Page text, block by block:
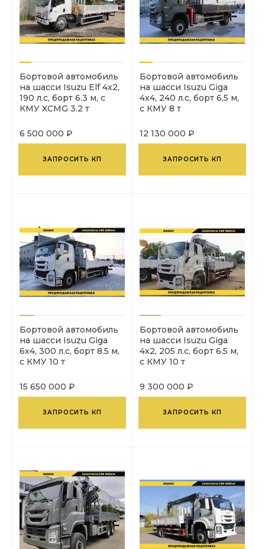
Бортовой автомобиль
на шасси Isuzu Elf 4х2,
190 л.с, борт 6.3 м, с
КМУ XCMG 3.2 т
6 500 000 ₽
ЗАПРОСИТЬ КП
Бортовой автомобиль
на шасси Isuzu Giga
4х4, 240 л.с, борт 6,5 м,
с КМУ 8 т
12 130 000 ₽
ЗАПРОСИТЬ КП
Бортовой автомобиль
на шасси Isuzu Giga
6х4, 300 л.с, борт 8.5 м,
с КМУ 10 т
15 650 000 ₽
ЗАПРОСИТЬ КП
Бортовой автомобиль
на шасси Isuzu Giga
4х2, 205 л.с, борт 6.5 м,
с КМУ 10 т
9 300 000 ₽
ЗАПРОСИТЬ КП